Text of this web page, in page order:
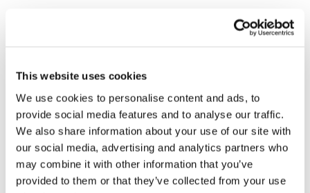
This website uses cookies
We use cookies to personalise content and ads, to
provide social media features and to analyse our traffic.
We also share information about your use of our site with
our social media, advertising and analytics partners who
may combine it with other information that you’ve
provided to them or that they’ve collected from your use
Laboratori AMU
Sviluppo, intercultura, cittadinanza